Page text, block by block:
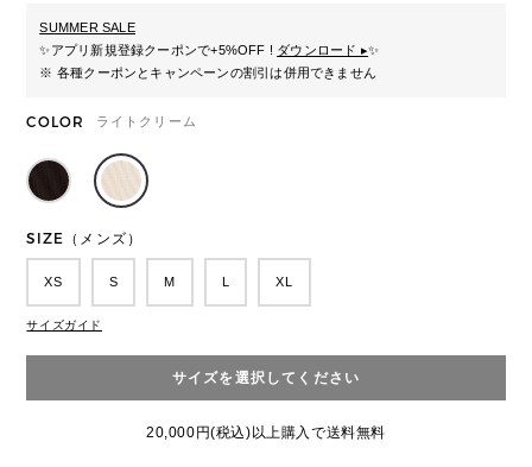
SUMMER SALE
✨アプリ新規登録クーポンで+5%OFF ! ダウンロード ▸✨
※ 各種クーポンとキャンペーンの割引は併用できません
COLOR ライトクリーム
SIZE（メンズ）
XS S M XL
サイズガイド
サイズを選択してください
20,000円(税込)以上購入で送料無料